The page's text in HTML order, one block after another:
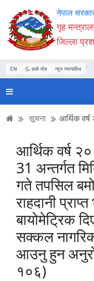
Accessibility
Mode
सुरु
गर्नुहोस्
सामाग्री
पढ्नुहाेस्
नेभिगेसन
पढ्नुहाेस्
वेबसाइट
खोजमा
जानुहोस्
नेपाल
गृह
जिल्ला
EN डार्क मोड न्यून व्यान्डविथ
सूचना आर्थिक
आर्थिक वर्ष
31 अन्तर्गत
गते तपसिल
राहदानी
बायोमेट्रिक
सक्कल
आउनु हुन
१०६)